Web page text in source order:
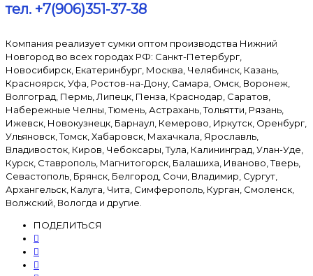
тел. +7(906)351-37-38
Компания реализует сумки оптом производства Нижний
Новгород во всех городах РФ: Санкт-Петербург,
Новосибирск, Екатеринбург, Москва, Челябинск, Казань,
Красноярск, Уфа, Ростов-на-Дону, Самара, Омск, Воронеж,
Волгоград, Пермь, Липецк, Пенза, Краснодар, Саратов,
Набережные Челны, Тюмень, Астрахань, Тольятти, Рязань,
Ижевск, Новокузнецк, Барнаул, Кемерово, Иркутск, Оренбург,
Ульяновск, Томск, Хабаровск, Махачкала, Ярославль,
Владивосток, Киров, Чебоксары, Тула, Калининград, Улан-Уде,
Курск, Ставрополь, Магнитогорск, Балашиха, Иваново, Тверь,
Севастополь, Брянск, Белгород, Сочи, Владимир, Сургут,
Архангельск, Калуга, Чита, Симферополь, Курган, Смоленск,
Волжский, Вологда и другие.
ПОДЕЛИТЬСЯ